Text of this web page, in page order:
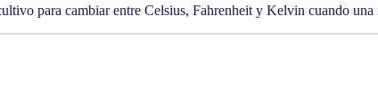
para cambiar entre Celsius, Fahrenheit y Kelvin cuando una